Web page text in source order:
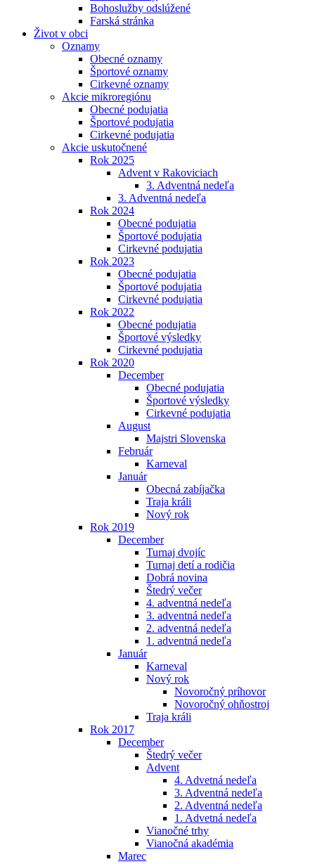
Bohoslužby odslúžené
Farská stránka
Život v obci
Oznamy
Obecné oznamy
Športové oznamy
Cirkevné oznamy
Akcie mikroregiónu
Obecné podujatia
Športové podujatia
Cirkevné podujatia
Akcie uskutočnené
Rok 2025
Advent v Rakoviciach
3. Adventná nedeľa
3. Adventná nedeľa
Rok 2024
Obecné podujatia
Športové podujatia
Cirkevné podujatia
Rok 2023
Obecné podujatia
Športové podujatia
Cirkevné podujatia
Rok 2022
Obecné podujatia
Športové výsledky
Cirkevné podujatia
Rok 2020
December
Obecné podujatia
Športové výsledky
Cirkevné podujatia
August
Majstri Slovenska
Február
Karneval
Január
Obecná zabíjačka
Traja králi
Nový rok
Rok 2019
December
Turnaj dvojíc
Turnaj detí a rodičia
Dobrá novina
Štedrý večer
4. adventná nedeľa
3. adventná nedeľa
2. adventná nedeľa
1. adventná nedeľa
Január
Karneval
Nový rok
Novoročný príhovor
Novoročný ohňostroj
Traja králi
Rok 2017
December
Štedrý večer
Advent
4. Advetná nedeľa
3. Adventná nedeľa
2. Adventná nedeľa
1. Advetná nedeľa
Vianočné trhy
Vianočná akadémia
Marec